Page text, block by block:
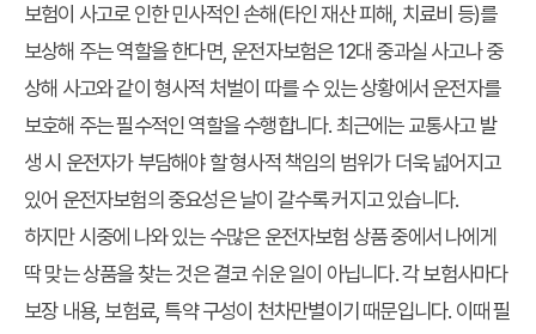
보험이 사고로 인한 민사적인 손해(타인 재산 피해, 치료비 등)를
보상해 주는 역할을 한다면, 운전자보험은 12대 중과실 사고나 중
상해 사고와 같이 형사적 처벌이 따를 수 있는 상황에서 운전자를
보호해 주는 필수적인 역할을 수행합니다. 최근에는 교통사고 발
생 시 운전자가 부담해야 할 형사적 책임의 범위가 더욱 넓어지고
있어 운전자보험의 중요성은 날이 갈수록 커지고 있습니다.
하지만 시중에 나와 있는 수많은 운전자보험 상품 중에서 나에게
딱 맞는 상품을 찾는 것은 결코 쉬운 일이 아닙니다. 각 보험사마다
보장 내용, 보험료, 특약 구성이 천차만별이기 때문입니다. 이때 필